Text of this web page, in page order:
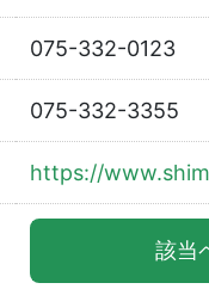
075-332-0123
075-332-3355
https://
該当